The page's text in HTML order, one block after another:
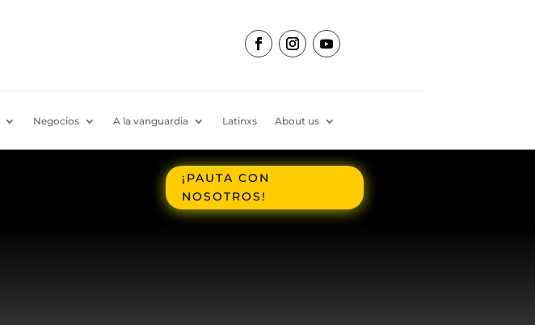
Negocios A la vanguardia Latinxs About us
¡PAUTA CON
NOSOTROS!